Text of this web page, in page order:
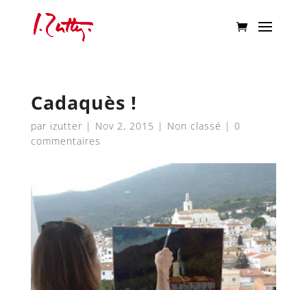
Cadaquès !
par izutter | Nov 2, 2015 | Non classé | 0
commentaires